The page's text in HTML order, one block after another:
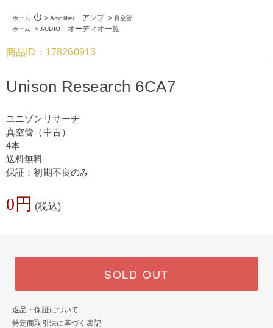
ホーム >
power_settings_new Amplifierアンプ > 真空管
ホーム
>AUDIOオーディオ一覧
商品ID：178260913
Unison Research 6CA7
ユニゾンリサーチ
真空管（中古）
4本
送料無料
保証：初期不良のみ
0円 (税込)
SOLD OUT
返品・保証について
特定商取引法に基づく表記